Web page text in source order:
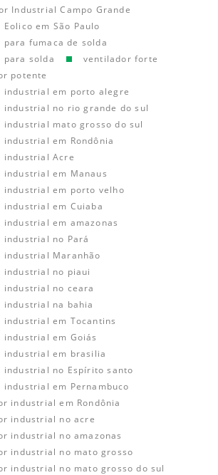
Industrial Campo Grande
Eolico em São Paulo
para fumaca de solda
para solda
ventilador forte
potente
industrial em porto alegre
industrial no rio grande do sul
industrial mato grosso do sul
industrial em Rondônia
industrial Acre
industrial em Manaus
industrial em porto velho
industrial em Cuiaba
industrial em amazonas
industrial no Pará
industrial Maranhão
industrial no piaui
industrial no ceara
industrial na bahia
industrial em Tocantins
industrial em Goiás
industrial em brasilia
industrial no Espírito santo
industrial em Pernambuco
industrial em Rondônia
industrial no acre
industrial no amazonas
industrial no mato grosso
industrial no mato grosso do sul